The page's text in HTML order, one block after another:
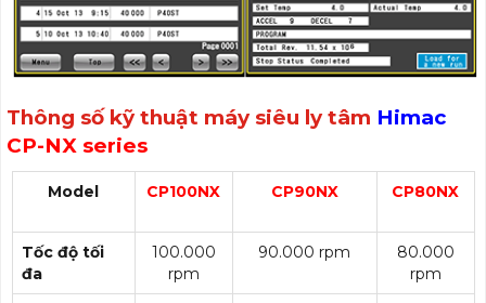
Thông số kỹ thuật máy siêu ly tâm Himac
CP-NX series
Model CP100NX CP90NX CP80NX
Tốc độ tối
đa
100.000
rpm
90.000 rpm
80.000
rpm